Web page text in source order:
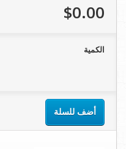
$0.00
الكمية
أضف للسلة